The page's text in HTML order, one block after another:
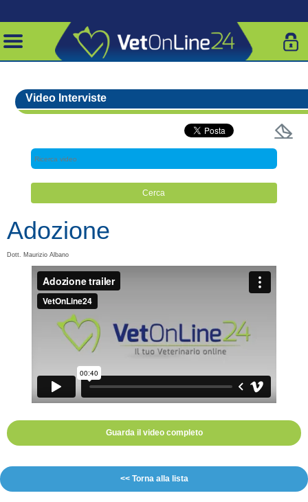
Video Interviste
Adozione
Dott. Maurizio Albano
Guarda il video completo
<< Torna alla lista